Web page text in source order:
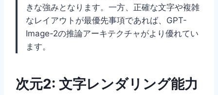
きな強みとなります。一方、正確な文字や複雑
なレイアウトが最優先事項であれば、GPT-
Image-2の推論アーキテクチャがより優れてい
ます。
次元2: 文字レンダリング能力